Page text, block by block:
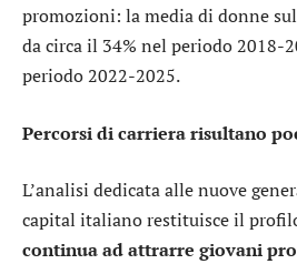
promozioni: la media di donne
da circa il 34% nel periodo 2018-
periodo 2022-2025.
Percorsi di carriera risultano
L’analisi dedicata alle nuove
capital italiano restituisce il
continua ad attrarre giovani